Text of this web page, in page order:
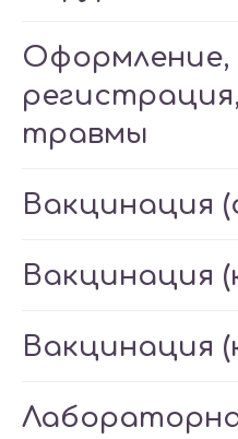
Оформление,
травмы
Вакцинация
Вакцинация
Вакцинация